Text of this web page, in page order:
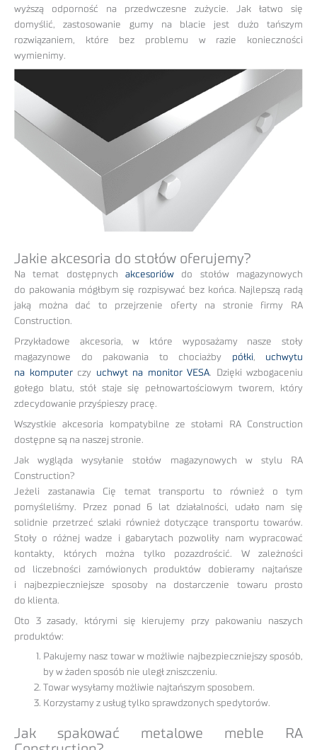
wyższą odporność na przedwczesne zużycie. Jak łatwo się
domyślić, zastosowanie gumy na blacie jest dużo tańszym
rozwiązaniem, które bez problemu w razie konieczności
wymienimy.
Jakie akcesoria do stołów oferujemy?
Na temat dostępnych akcesoriów do stołów magazynowych
do pakowania mógłbym się rozpisywać bez końca. Najlepszą radą
jaką można dać to przejrzenie oferty na stronie firmy RA
Construction.
Przykładowe akcesoria, w które wyposażamy nasze stoły
magazynowe do pakowania to chociażby
półki, uchwytu
na komputerczy uchwyt na monitor VESA. Dzięki wzbogaceniu
gołego blatu, stół staje się pełnowartościowym tworem, który
zdecydowanie przyśpieszy pracę.
Wszystkie akcesoria kompatybilne ze stołami RA Construction
dostępne są na naszej stronie.
Jak wygląda wysyłanie stołów magazynowych w stylu RA
Construction?
Jeżeli zastanawia Cię temat transportu to również o tym
pomyśleliśmy. Przez ponad 6 lat działalności, udało nam się
solidnie przetrzeć szlaki również dotyczące transportu towarów.
Stoły o różnej wadze i gabarytach pozwoliły nam wypracować
kontakty, których można tylko pozazdrościć. W zależności
od liczebności zamówionych produktów dobieramy najtańsze
i najbezpieczniejsze sposoby na dostarczenie towaru prosto
do klienta.
Oto 3 zasady, którymi się kierujemy przy pakowaniu naszych
produktów:
Pakujemy nasz towar w możliwie najbezpieczniejszy sposób,
by w żaden sposób nie uległ zniszczeniu.
Towar wysyłamy możliwie najtańszym sposobem.
Korzystamy z usług tylko sprawdzonych spedytorów.
Jak spakować metalowe meble RA